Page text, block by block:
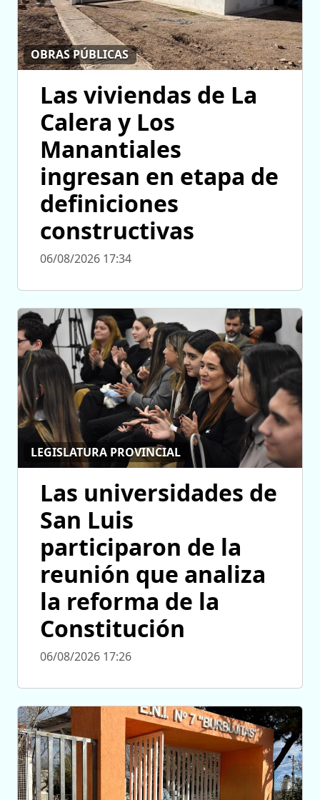
OBRAS PÚBLICAS
Las viviendas de La
Calera y Los
Manantiales
ingresan en etapa de
definiciones
constructivas
06/08/2026 17:34
LEGISLATURA PROVINCIAL
Las universidades de
San Luis
participaron de la
reunión que analiza
la reforma de la
Constitución
06/08/2026 17:26